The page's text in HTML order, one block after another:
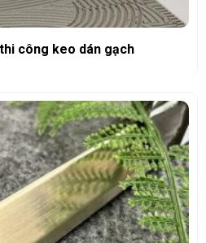
công keo dán gạch